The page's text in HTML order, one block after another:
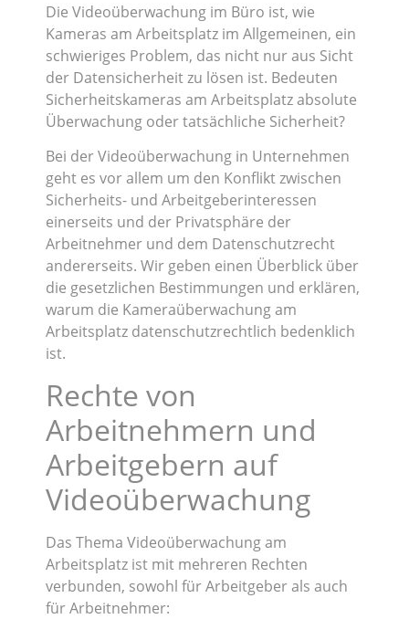
Die Videoüberwachung im Büro ist, wie
Kameras am Arbeitsplatz im Allgemeinen, ein
schwieriges Problem, das nicht nur aus Sicht
der Datensicherheit zu lösen ist. Bedeuten
Sicherheitskameras am Arbeitsplatz absolute
Überwachung oder tatsächliche Sicherheit?
Bei der Videoüberwachung in Unternehmen
geht es vor allem um den Konflikt zwischen
Sicherheits- und Arbeitgeberinteressen
einerseits und der Privatsphäre der
Arbeitnehmer und dem Datenschutzrecht
andererseits. Wir geben einen Überblick über
die gesetzlichen Bestimmungen und erklären,
warum die Kameraüberwachung am
Arbeitsplatz datenschutzrechtlich bedenklich
ist.
Rechte von
Arbeitnehmern und
Arbeitgebern auf
Videoüberwachung
Das Thema Videoüberwachung am
Arbeitsplatz ist mit mehreren Rechten
verbunden, sowohl für Arbeitgeber als auch
für Arbeitnehmer: